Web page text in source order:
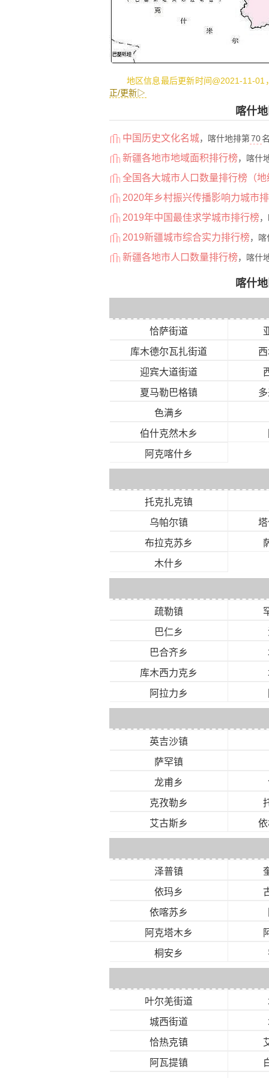
地区信息最后更新时间@2021-11-01
正/更新▷
喀什
中国历史文化名城，喀什地排第70
新疆各地市地域面积排行榜，喀什
全国各大城市人口数量排行榜（
2020年乡村振兴传播影响力城市
2019年中国最佳求学城市排行榜
2019新疆城市综合实力排行榜，
新疆各地市人口数量排行榜，喀什
喀什
恰萨街道
库木德尔瓦扎街道
迎宾大道街道
夏马勒巴格镇
色满乡
伯什克然木乡
阿克喀什乡
托克扎克镇
乌帕尔镇
布拉克苏乡
木什乡
疏勒镇
巴仁乡
巴合齐乡
库木西力克乡
阿拉力乡
英吉沙镇
萨罕镇
龙甫乡
克孜勒乡
艾古斯乡
泽普镇
依玛乡
依喀苏乡
阿克塔木乡
桐安乡
叶尔羌街道
城西街道
恰热克镇
阿瓦提镇